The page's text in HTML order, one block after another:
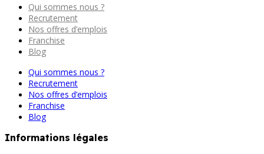
Qui sommes nous ?
Recrutement
Nos offres d’emplois
Franchise
Blog
Qui sommes nous ?
Recrutement
Nos offres d’emplois
Franchise
Blog
Informations légales